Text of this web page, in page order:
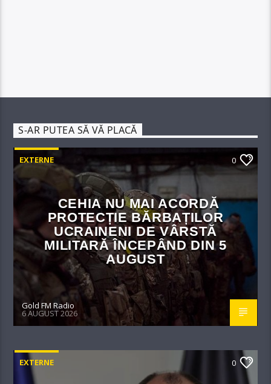
S-AR PUTEA SĂ VĂ PLACĂ
EXTERNE 0
CEHIA NU MAI ACORDĂ
PROTECȚIE BĂRBAȚILOR
UCRAINENI DE VÂRSTĂ
MILITARĂ ÎNCEPÂND DIN 5
AUGUST
Gold FM Radio
6 AUGUST 2026
EXTERNE 0